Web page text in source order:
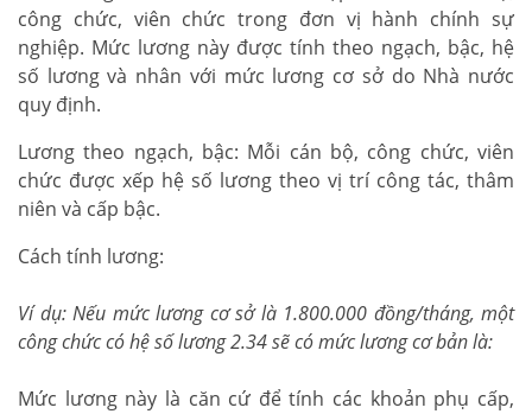
công chức, viên chức trong đơn vị hành chính sự
nghiệp. Mức lương này được tính theo ngạch, bậc, hệ
số lương và nhân với mức lương cơ sở do Nhà nước
quy định.
Lương theo ngạch, bậc: Mỗi cán bộ, công chức, viên
chức được xếp hệ số lương theo vị trí công tác, thâm
niên và cấp bậc.
Cách tính lương:
Ví dụ: Nếu mức lương cơ sở là 1.800.000 đồng/tháng, một
công chức có hệ số lương 2.34 sẽ có mức lương cơ bản là:
Mức lương này là căn cứ để tính các khoản phụ cấp,